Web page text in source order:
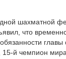
шахматной
что
главы
15-й чемпион